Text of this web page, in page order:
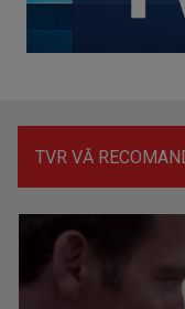
aniversat la TVR ...
TVR VĂ